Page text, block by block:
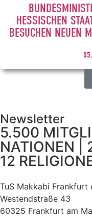
HESSISCHEN
BESUCHEN NEUEN
Newsletter
5.500
NATIONEN |
12
TuS Makkabi Frankfurt
Westendstraße 43
60325 Frankfurt am